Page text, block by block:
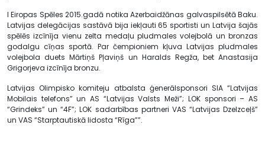
I Eiropas Spēles 2015.gadā notika Azerbaidžānas galvaspilsētā Baku.
Latvijas delegācijas sastāvā bija iekļauti 65 sportisti un Latvija šajās
spēlēs izcīnīja vienu zelta medaļu pludmales volejbolā un bronzas
godalgu cīņas sportā. Par čempioniem kļuva Latvijas pludmales
volejbola duets Mārtiņš Pļaviņš un Haralds Regža, bet Anastasija
Grigorjeva izcīnīja bronzu.
Latvijas Olimpisko komiteju atbalsta ģenerālsponsori SIA “Latvijas
Mobilais telefons” un AS “Latvijas Valsts Meži”; LOK sponsori – AS
“Grindeks” un “4F”; LOK sadarbības partneri VAS “Latvijas Dzelzceļš”
un VAS “Starptautiskā lidosta “Rīga””.